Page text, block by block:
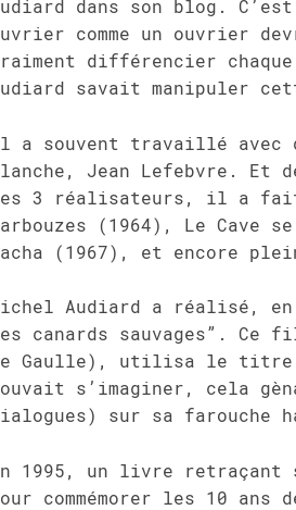
dans son blog.
comme un ouvrier
différencier
savait manipuler
a souvent travaillé avec
Jean Lefebvre. Et
3 réalisateurs, il a fait
(1964), Le Cave
(1967), et encore
Audiard a réalisé,
canards sauvages”.
Gaulle), utilisa le titre
s’imaginer, cela
sur sa
1995, un livre retraçant
commémorer les 10